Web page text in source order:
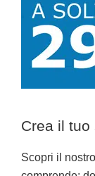
Crea il tuo
Scopri il